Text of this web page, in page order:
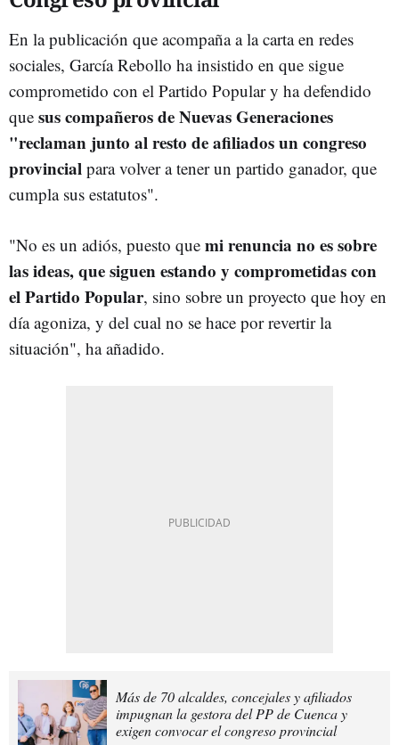
En la publicación que acompaña a la carta en redes
sociales, García Rebollo ha insistido en que sigue
comprometido con el Partido Popular y ha defendido
que sus compañeros de Nuevas Generaciones
"reclaman junto al resto de afiliados un congreso
provincial para volver a tener un partido ganador, que
cumpla sus estatutos".
"No es un adiós, puesto que mi renuncia no es sobre
las ideas, que siguen estando y comprometidas con
el Partido Popular, sino sobre un proyecto que hoy en
día agoniza, y del cual no se hace por revertir la
situación", ha añadido.
Más de 70 alcaldes, concejales y afiliados
impugnan la gestora del PP de Cuenca y
exigen convocar el congreso provincial